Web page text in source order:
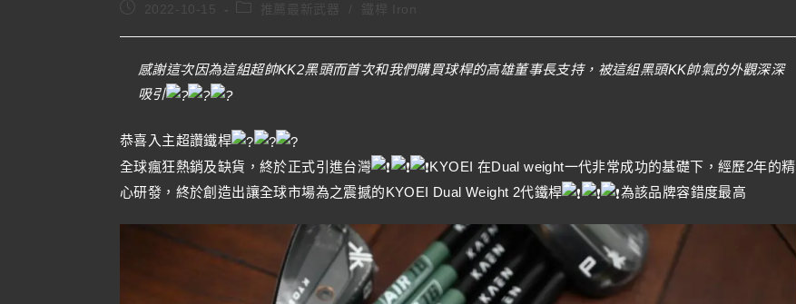
鐵桿 Iron
感謝這次因為這組超帥KK2黑頭而首次和我們購買球桿的高雄董事長支持，被這組黑頭KK帥氣的外觀深深
吸引
恭喜入主超讚鐵桿
全球瘋狂熱銷及缺貨，終於正式引進台灣
KYOEI 在Dual weight一代非常成功的基礎下，經歷2年的精
心研發，終於創造出讓全球市場為之震撼的KYOEI Dual Weight 2代鐵桿
為該品牌容錯度最高